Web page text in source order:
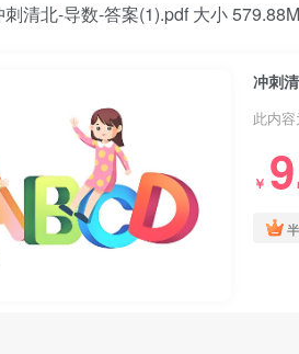
北-导数-答案(1).pdf 大小 579.88M
冲刺
此内
￥